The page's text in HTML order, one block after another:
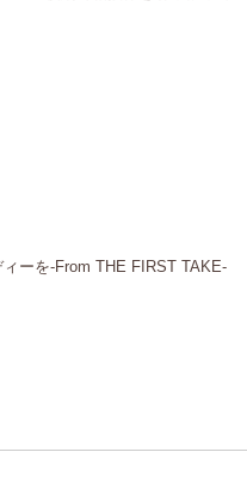
ーを-From THE FIRST TAKE-